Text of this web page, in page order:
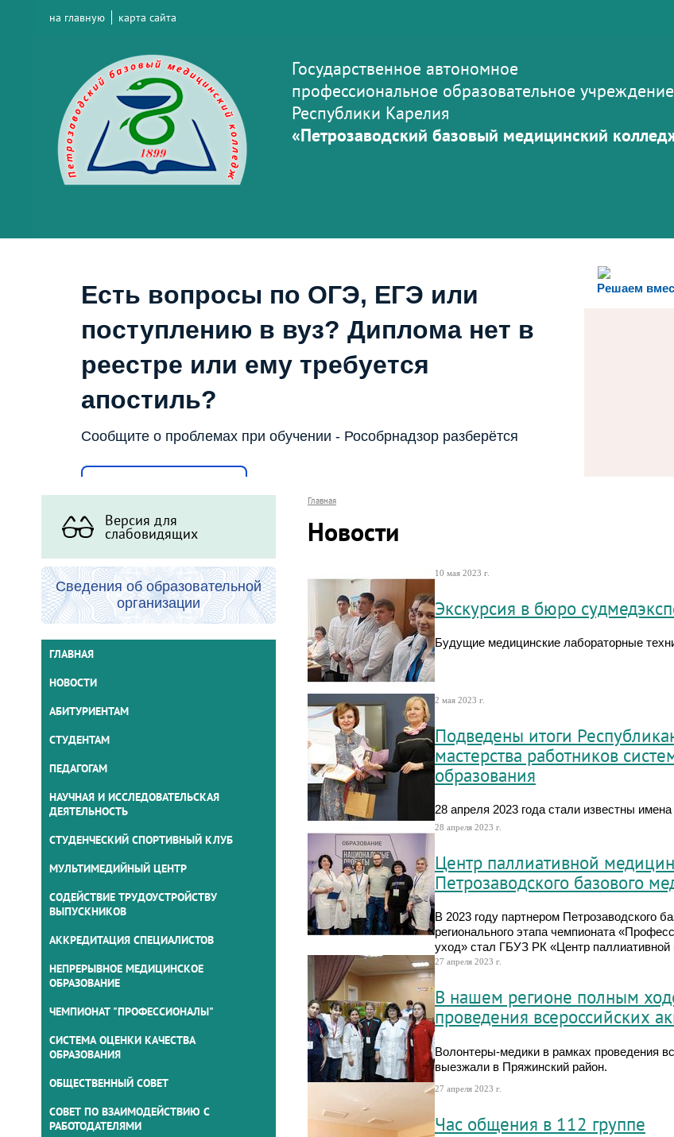
на главную карта сайта
Государственное автономное
профессиональное образовательное учреждение
Республики Карелия
«Петрозаводский базовый медицинский
Решаем
Есть вопросы по ОГЭ, ЕГЭ или
поступлению в вуз? Диплома нет в
реестре или ему требуется
апостиль?
Сообщите о проблемах при обучении - Рособрнадзор разберётся
Версия для
слабовидящих
Сведения об образовательной
организации
ГЛАВНАЯ
НОВОСТИ
АБИТУРИЕНТАМ
СТУДЕНТАМ
ПЕДАГОГАМ
НАУЧНАЯ И ИССЛЕДОВАТЕЛЬСКАЯ
ДЕЯТЕЛЬНОСТЬ
СТУДЕНЧЕСКИЙ СПОРТИВНЫЙ КЛУБ
МУЛЬТИМЕДИЙНЫЙ ЦЕНТР
СОДЕЙСТВИЕ ТРУДОУСТРОЙСТВУ
ВЫПУСКНИКОВ
АККРЕДИТАЦИЯ СПЕЦИАЛИСТОВ
НЕПРЕРЫВНОЕ МЕДИЦИНСКОЕ
ОБРАЗОВАНИЕ
ЧЕМПИОНАТ "ПРОФЕССИОНАЛЫ"
СИСТЕМА ОЦЕНКИ КАЧЕСТВА
ОБРАЗОВАНИЯ
ОБЩЕСТВЕННЫЙ СОВЕТ
СОВЕТ ПО ВЗАИМОДЕЙСТВИЮ С
РАБОТОДАТЕЛЯМИ
Главная
Новости
10 мая 2023 г.
Экскурсия в бюро
Будущие медицинские лабораторные
2 мая 2023 г.
Подведены итоги
мастерства работников
образования
28 апреля 2023 года стали известны
28 апреля 2023 г.
Центр паллиативной
Петрозаводского базового
В 2023 году партнером Петрозаводского
регионального этапа чемпионата
уход» стал ГБУЗ РК «Центр
27 апреля 2023 г.
В нашем регионе полным
проведения всероссийских
Волонтеры-медики в рамках проведения
выезжали в Пряжинский район.
27 апреля 2023 г.
Час общения в 112 группе